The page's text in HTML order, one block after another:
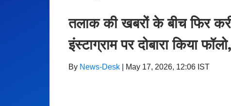
तलाक की खबरों के बीच फिर
इंस्टाग्राम पर दोबारा किया
By News-Desk May 17, 2026, 12:06 IST